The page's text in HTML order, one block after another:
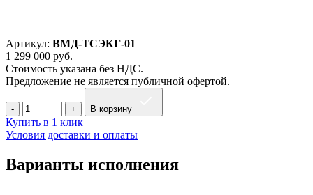
Артикул: ВМД-ТСЭКГ-01
1 299 000 руб.
Стоимость указана без НДС.
Предложение не является публичной офертой.
В корзину
Купить в 1 клик
Условия доставки и оплаты
Варианты исполнения